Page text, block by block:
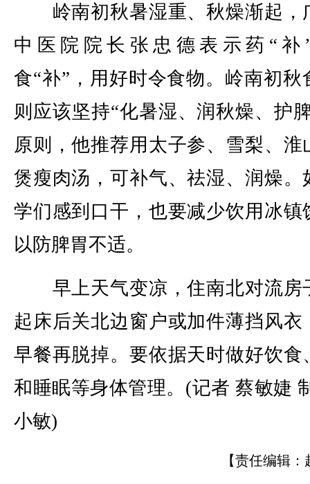
岭南初秋暑湿重、秋燥渐起，
中医院院长张忠德表示药“补
食“补”，用好时令食物。岭南初秋
则应该坚持“化暑湿、润秋燥、护
原则，他推荐用太子参、雪梨、淮
煲瘦肉汤，可补气、祛湿、润燥。
学们感到口干，也要减少饮用冰镇
以防脾胃不适。
早上天气变凉，住南北对流房
起床后关北边窗户或加件薄挡风衣
早餐再脱掉。要依据天时做好饮食
和睡眠等身体管理。(记者 蔡敏婕
小敏)
【责任编辑：